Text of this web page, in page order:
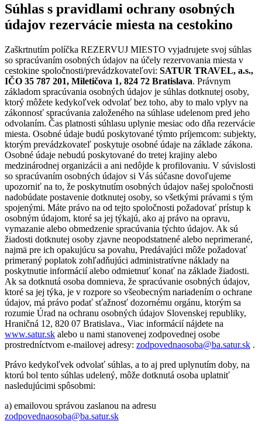
Súhlas s pravidlami ochrany osobných
údajov rezervácie miesta na cestokino
Zaškrtnutím políčka REZERVUJ MIESTO vyjadrujete svoj súhlas
so spracúvaním osobných údajov na účely rezervovania miesta v
cestokine spoločnosti/prevádzkovateľovi: SATUR TRAVEL, a.s.,
IČO 35 787 201, Miletičova 1, 824 72 Bratislava. Právnym
základom spracúvania osobných údajov je súhlas dotknutej osoby,
ktorý môžete kedykoľvek odvolať bez toho, aby to malo vplyv na
zákonnosť spracúvania založeného na súhlase udelenom pred jeho
odvolaním. Čas platnosti súhlasu uplynie mesiac odo dňa rezervácie
miesta. Osobné údaje budú poskytované týmto príjemcom: subjekty,
ktorým prevádzkovateľ poskytuje osobné údaje na základe zákona.
Osobné údaje nebudú poskytované do tretej krajiny alebo
medzinárodnej organizácii a ani nedôjde k profilovaniu. V súvislosti
so spracúvaním osobných údajov si Vás súčasne dovoľujeme
upozorniť na to, že poskytnutím osobných údajov našej spoločnosti
nadobúdate postavenie dotknutej osoby, so všetkými právami s tým
spojenými. Máte právo na od tejto spoločnosti požadovať prístup k
osobným údajom, ktoré sa jej týkajú, ako aj právo na opravu,
vymazanie alebo obmedzenie spracúvania týchto údajov. Ak sú
žiadosti dotknutej osoby zjavne neopodstatnené alebo neprimerané,
najmä pre ich opakujúcu sa povahu, Predávajúci môže požadovať
primeraný poplatok zohľadňujúci administratívne náklady na
poskytnutie informácií alebo odmietnuť konať na základe žiadosti.
Ak sa dotknutá osoba domnieva, že spracúvanie osobných údajov,
ktoré sa jej týka, je v rozpore so všeobecným nariadením o ochrane
údajov, má právo podať sťažnosť dozornému orgánu, ktorým sa
rozumie Úrad na ochranu osobných údajov Slovenskej republiky,
Hraničná 12, 820 07 Bratislava., Viac informácií nájdete na
www.satur.sk alebo u nami stanovenej zodpovednej osobe
prostredníctvom e-mailovej adresy: zodpovednaosoba@ba.satur.sk .
Právo kedykoľvek odvolať súhlas, a to aj pred uplynutím doby, na
ktorú bol tento súhlas udelený, môže dotknutá osoba uplatniť
nasledujúcimi spôsobmi:
a) emailovou správou zaslanou na adresu
zodpovednaosoba@ba.satur.sk